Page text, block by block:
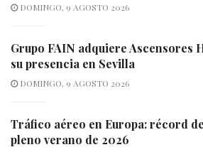
DOMINGO, 9 AGOSTO 2026
Grupo FAIN adquiere Ascensores
su presencia en Sevilla
DOMINGO, 9 AGOSTO 2026
Tráfico aéreo en Europa: récord de
pleno verano de 2026